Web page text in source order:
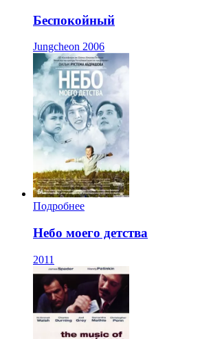
Беспокойный
Jungcheon 2006
Подробнее
Небо моего детства
2011